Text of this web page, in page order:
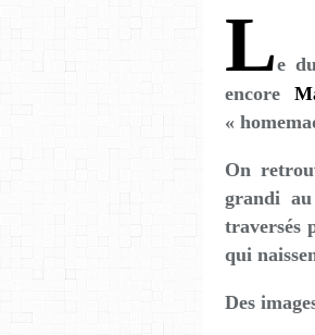
Le
encore
«
On
grandi
traversés
qui
Des